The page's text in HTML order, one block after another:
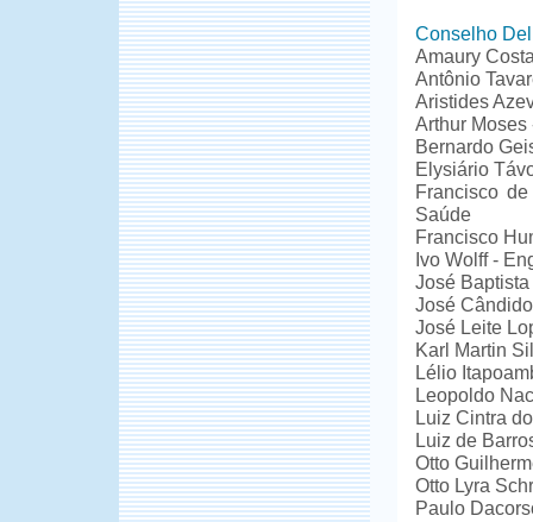
Conselho
Amaury
Antônio
Aristides
Arthur
Bernardo
Elysiário
Francisco
Saúde
Francisco
Ivo Wolff -
José
José
José Leite
Karl Martin
Lélio
Leopoldo
Luiz Cintra
Luiz de
Otto
Otto Lyra
Paulo